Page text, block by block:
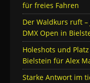
für freies Fahren
Der Waldkurs ruft –
DMX Open in
Holeshots und
Bielstein für Alex
Starke Antwort im